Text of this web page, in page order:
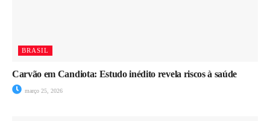
BRASIL
Carvão em Candiota: Estudo inédito revela riscos à saúde
março 25, 2026